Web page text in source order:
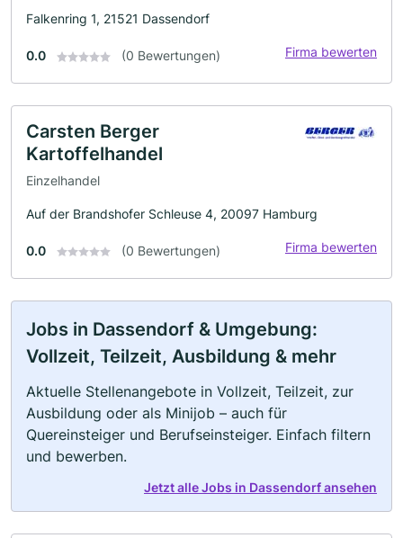
Falkenring 1, 21521 Dassendorf
0.0 (0 Bewertungen) Firma bewerten
Carsten Berger
Kartoffelhandel
Einzelhandel
Auf der Brandshofer Schleuse 4, 20097 Hamburg
0.0 (0 Bewertungen) Firma bewerten
Jobs in Dassendorf & Umgebung:
Vollzeit, Teilzeit, Ausbildung & mehr
Aktuelle Stellenangebote in Vollzeit, Teilzeit, zur
Ausbildung oder als Minijob – auch für
Quereinsteiger und Berufseinsteiger. Einfach filtern
und bewerben.
Jetzt alle Jobs in Dassendorf ansehen